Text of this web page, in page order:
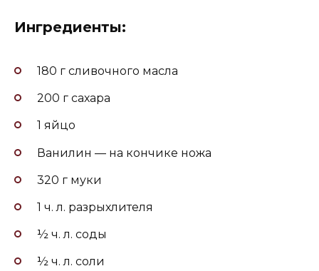
Ингредиенты:
180 г сливочного масла
200 г сахара
1 яйцо
Ванилин — на кончике ножа
320 г муки
1 ч. л. разрыхлителя
½ ч. л. соды
½ ч. л. соли